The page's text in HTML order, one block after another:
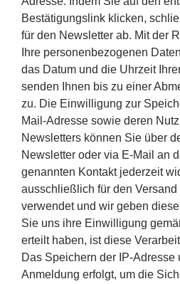
Bestätigungslink klicken,
für den Newsletter ab. Mit der
Ihre personenbezogenen
das Datum und die Uhrzeit
senden Ihnen bis zu einer
zu. Die Einwilligung zur
Mail-Adresse sowie deren
Newsletters können Sie über
Newsletter oder via E-Mail an
genannten Kontakt jederzeit
ausschließlich für den
verwendet und wir geben
Sie uns ihre Einwilligung
erteilt haben, ist diese
Das Speichern der IP-Adresse
Anmeldung erfolgt, um die